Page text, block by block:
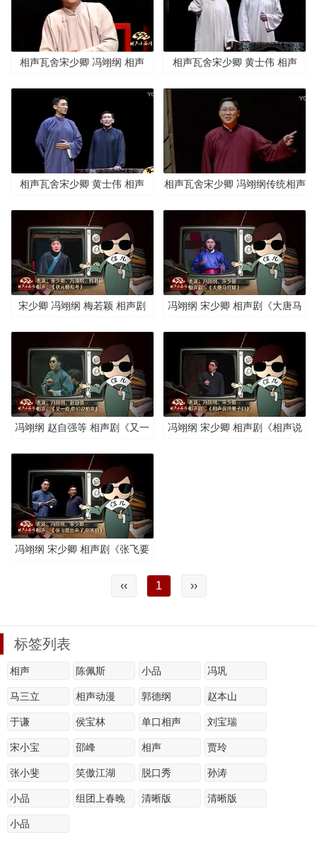
相声瓦舍宋少卿 冯翊纲 相声
相声瓦舍宋少卿 黄士伟 相声
相声瓦舍宋少卿 黄士伟 相声
相声瓦舍宋少卿 冯翊纲传统相声
宋少卿 冯翊纲 梅若颖 相声剧
冯翊纲 宋少卿 相声剧《大唐马
冯翊纲 赵自强等 相声剧《又一
冯翊纲 宋少卿 相声剧《相声说
冯翊纲 宋少卿 相声剧《张飞要
‹‹ 1 ››
标签列表
相声 陈佩斯 小品 冯巩
马三立 相声动漫 郭德纲 赵本山
于谦 侯宝林 单口相声 刘宝瑞
宋小宝 邵峰 相声 贾玲
张小斐 笑傲江湖 脱口秀 孙涛
小品 组团上春晚 清晰版 清晰版
小品